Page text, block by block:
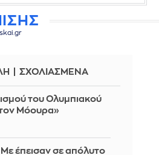
skai.gr
ΣΧΟΛΙΑΣΜΕΝΑ
του Ολυμπιακού
Μόουρα»
έπεισαν σε απόλυτο